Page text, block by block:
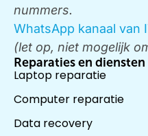
nummers.
WhatsApp kanaal van
(let op, niet mogelijk
Reparaties en diensten
Laptop reparatie
Computer reparatie
Data recovery